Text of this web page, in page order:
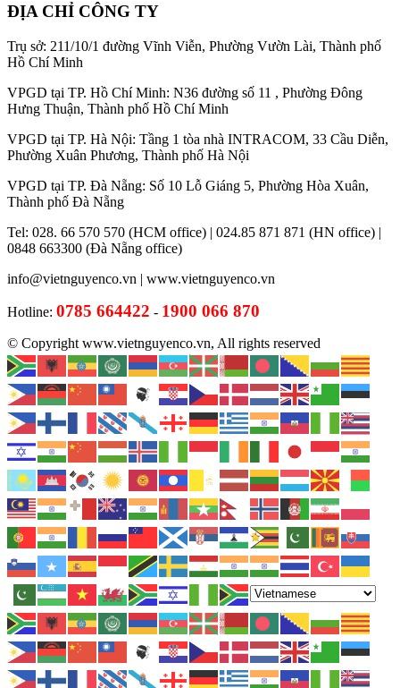
ĐỊA CHỈ CÔNG TY
Trụ sở: 211/10/1 đường Vĩnh Viễn, Phường Vườn Lài, Thành phố
Hồ Chí Minh
VPGD tại TP. Hồ Chí Minh: N36 đường số 11 , Phường Đông
Hưng Thuận, Thành phố Hồ Chí Minh
VPGD tại TP. Hà Nội: Tầng 1 tòa nhà INTRACOM, 33 Cầu Diễn,
Phường Xuân Phương, Thành phố Hà Nội
VPGD tại TP. Đà Nẵng: Số 10 Lỗ Giáng 5, Phường Hòa Xuân,
Thành phố Đà Nẵng
Tel: 028. 66 570 570 (HCM office) | 024.85 871 871 (HN office) |
0848 663300 (Đà Nẵng office)
info@vietnguyenco.vn | www.vietnguyenco.vn
Hotline: 0785 664422 - 1900 066 870
© Copyright www.vietnguyenco.vn, All rights reserved